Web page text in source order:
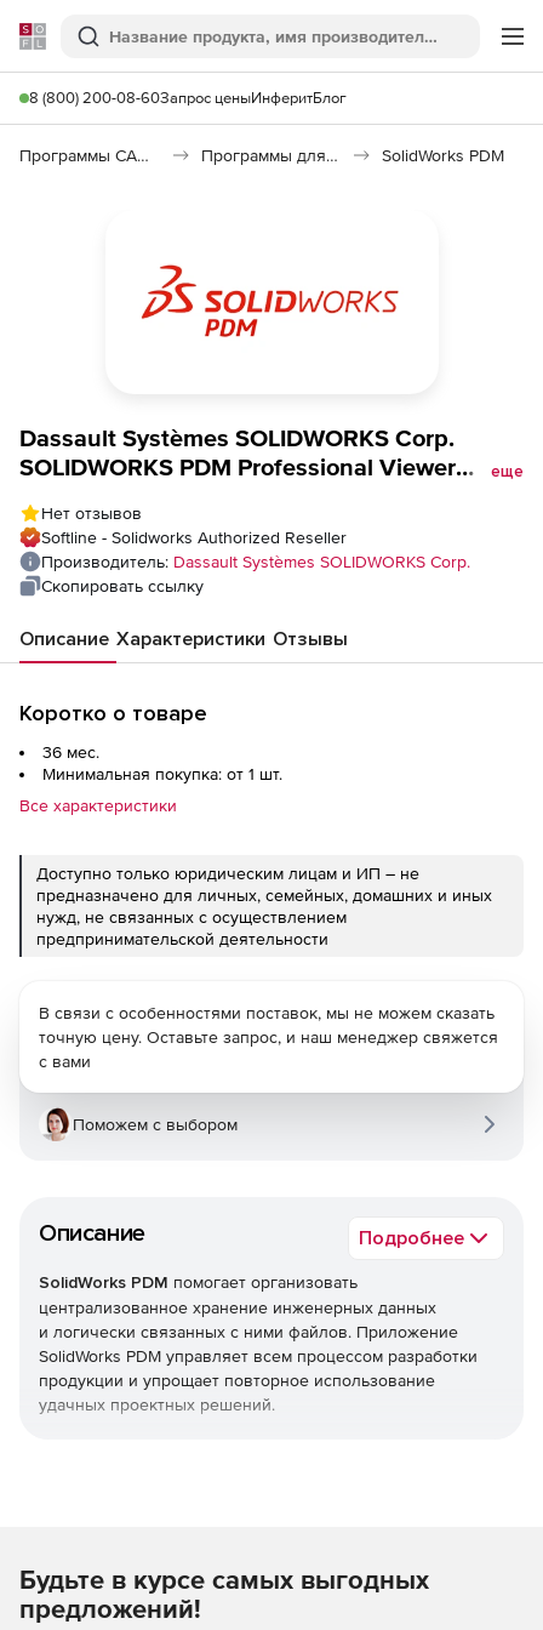
Softline
Поиск
8 (800) 200-08-60Запрос ценыИнферитБлог
Программы САПР и ГИС Программы для документооборота SolidWorks PDM
Dassault Systèmes SOLIDWORKS Corp.
SOLIDWORKS PDM Professional Viewer
еще
Нет отзывов
Softline - Solidworks Authorized Reseller
Производитель: Dassault Systèmes SOLIDWORKS Corp.
Скопировать ссылку
Описание Характеристики Отзывы
Коротко о товаре
36 мес.
Минимальная покупка: от 1 шт.
Все характеристики
Доступно только юридическим лицам и ИП – не
предназначено для личных, семейных, домашних и иных
нужд, не связанных с осуществлением
предпринимательской деятельности
Описание Подробнее
SolidWorks PDM помогает организовать
централизованное хранение инженерных данных
и логически связанных с ними файлов. Приложение
SolidWorks PDM управляет всем процессом разработки
продукции и упрощает повторное использование
удачных проектных решений.
Управление версиями для исключения риска потери
В связи с особенностями поставок, мы не можем сказать
точную цену. Оставьте запрос, и наш менеджер свяжется
с вами
Поможем с выбором
Будьте в курсе самых выгодных
предложений!